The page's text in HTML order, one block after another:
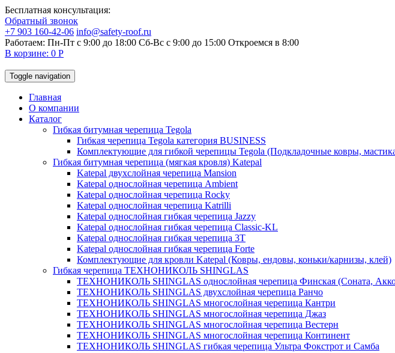
Бесплатная консультация:
Обратный звонок
+7 903 160-42-06 info@safety-roof.ru
Работаем: Пн-Пт с 9:00 до 18:00 Сб-Вс c 9:00 до 15:00 Откроемся в 8:00
В корзине: 0 Р
Toggle navigation
Главная
О компании
Каталог
Гибкая битумная черепица Tegola
Гибкая черепица Tegola категория BUSINESS
Комплектующие для гибкой черепицы Tegola (Подкладочные ковры,
Гибкая битумная черепица (мягкая кровля) Katepal
Katepal двухслойная черепица Mansion
Katepal однослойная черепица Ambient
Katepal однослойная черепица Rocky
Katepal однослойная черепица Katrilli
Katepal однослойная гибкая черепица Jazzy
Katepal однослойная гибкая черепица Classic-KL
Katepal однослойная гибкая черепица 3T
Katepal однослойная гибкая черепица Forte
Комплектующие для кровли Katepal (Ковры, ендовы, коньки/карнизы, клей)
Гибкая черепица ТЕХНОНИКОЛЬ SHINGLAS
ТЕХНОНИКОЛЬ SHINGLAS однослойная черепица Финская (Соната,
ТЕХНОНИКОЛЬ SHINGLAS двухслойная черепица Ранчо
ТЕХНОНИКОЛЬ SHINGLAS многослойная черепица Кантри
ТЕХНОНИКОЛЬ SHINGLAS многослойная черепица Джаз
ТЕХНОНИКОЛЬ SHINGLAS многослойная черепица Вестерн
ТЕХНОНИКОЛЬ SHINGLAS многослойная черепица Континент
ТЕХНОНИКОЛЬ SHINGLAS гибкая черепица Ультра Фокстрот и Самба